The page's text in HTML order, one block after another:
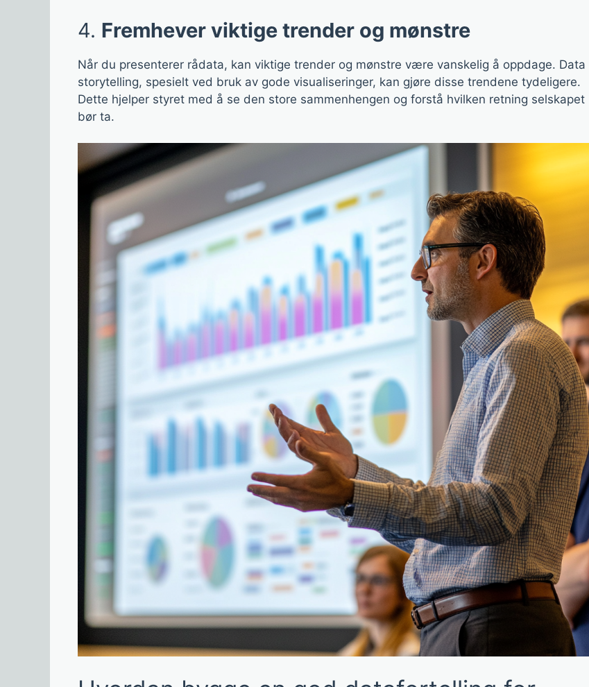
4. Fremhever viktige trender og mønstre
Når du presenterer rådata, kan viktige trender og mønstre være vanskelig å oppdage. Data
storytelling, spesielt ved bruk av gode visualiseringer, kan gjøre disse trendene tydeligere.
Dette hjelper styret med å se den store sammenhengen og forstå hvilken retning selskapet
bør ta.